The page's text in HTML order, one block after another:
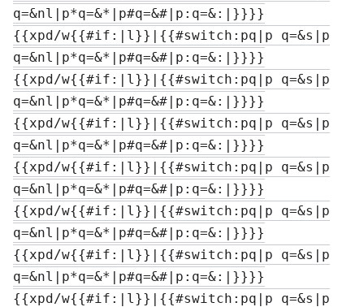
q=&nl|p*q=&*|p#q=&#|p:q=&:|}}}}
{{xpd/w{{#if:|l}}|{{#switch:pq|p q=&s|p
q=&nl|p*q=&*|p#q=&#|p:q=&:|}}}}
{{xpd/w{{#if:|l}}|{{#switch:pq|p q=&s|p
q=&nl|p*q=&*|p#q=&#|p:q=&:|}}}}
{{xpd/w{{#if:|l}}|{{#switch:pq|p q=&s|p
q=&nl|p*q=&*|p#q=&#|p:q=&:|}}}}
{{xpd/w{{#if:|l}}|{{#switch:pq|p q=&s|p
q=&nl|p*q=&*|p#q=&#|p:q=&:|}}}}
{{xpd/w{{#if:|l}}|{{#switch:pq|p q=&s|p
q=&nl|p*q=&*|p#q=&#|p:q=&:|}}}}
{{xpd/w{{#if:|l}}|{{#switch:pq|p q=&s|p
q=&nl|p*q=&*|p#q=&#|p:q=&:|}}}}
{{xpd/w{{#if:|l}}|{{#switch:pq|p q=&s|p